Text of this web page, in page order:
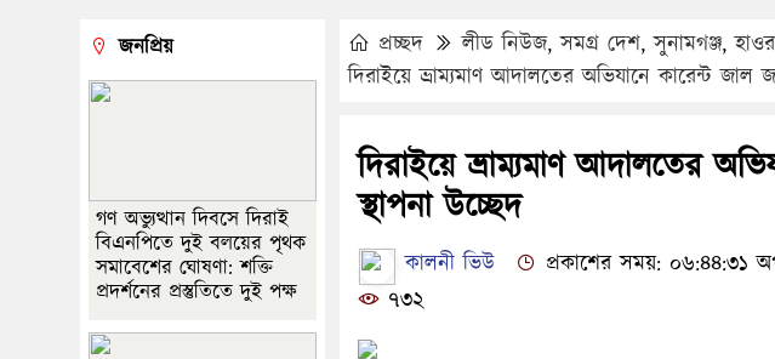
প্রচ্ছদ লীড নিউজ,সমগ্র দেশ,সুনামগঞ্জ,
দিরাইয়ে ভ্রাম্যমাণ আদালতের অভিযানে কারেন্ট জাল
দিরাইয়ে ভ্রাম্যমাণ আদালতের
স্থাপনা উচ্ছেদ
কালনী ভিউ
প্রকাশের সময়: ০৬:৪৪:৩১
৭৩২
জনপ্রিয়
গণ অভ্যুত্থান দিবসে দিরাই
বিএনপিতে দুই বলয়ের পৃথক
সমাবেশের ঘোষণা: শক্তি
প্রদর্শনের প্রস্তুতিতে দুই পক্ষ